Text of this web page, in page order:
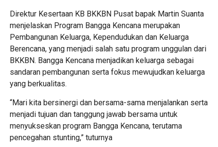
Direktur Kesertaan KB BKKBN Pusat bapak Martin Suanta
menjelaskan Program Bangga Kencana merupakan
Pembangunan Keluarga, Kependudukan dan Keluarga
Berencana, yang menjadi salah satu program unggulan dari
BKKBN. Bangga Kencana menjadikan keluarga sebagai
sandaran pembangunan serta fokus mewujudkan keluarga
yang berkualitas.
“Mari kita bersinergi dan bersama-sama menjalankan serta
menjadi tujuan dan tanggung jawab bersama untuk
menyukseskan program Bangga Kencana, terutama
pencegahan stunting,” tuturnya